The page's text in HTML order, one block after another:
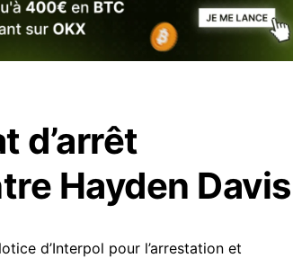
d’arrêt
Hayden Davis
d’Interpol pour l’arrestation et